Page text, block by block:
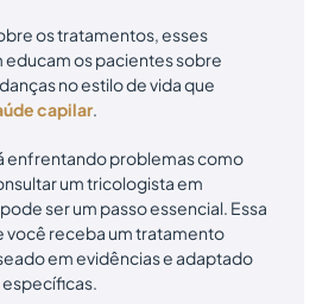
os tratamentos, esses
os pacientes sobre
no estilo de vida que
capilar.
enfrentando problemas como
um tricologista em
ser um passo essencial. Essa
você receba um tratamento
em evidências e adaptado
específicas.